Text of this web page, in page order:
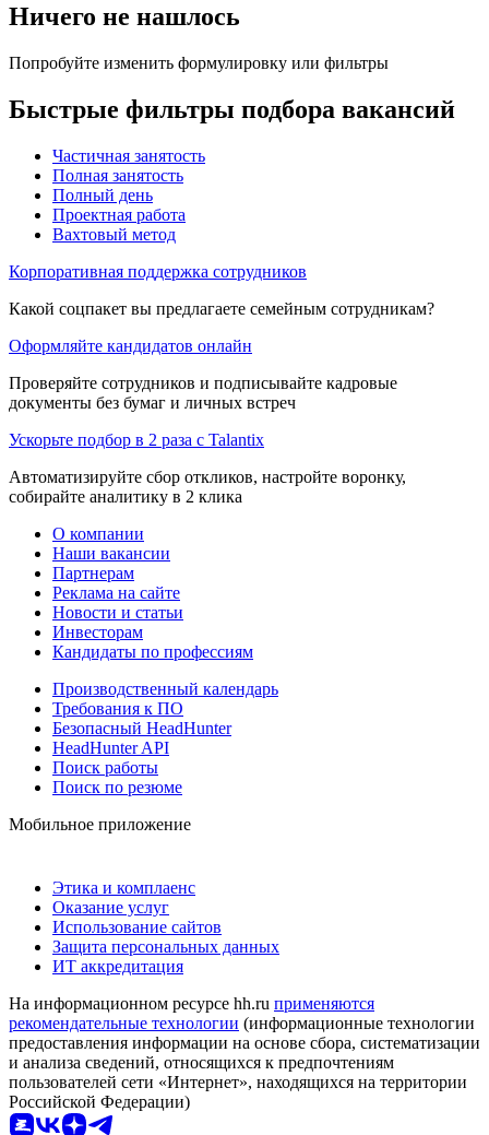
Ничего не нашлось
Попробуйте изменить формулировку или фильтры
Быстрые фильтры подбора вакансий
Частичная занятость
Полная занятость
Полный день
Проектная работа
Вахтовый метод
Корпоративная поддержка сотрудников
Какой соцпакет вы предлагаете семейным сотрудникам?
Оформляйте кандидатов онлайн
Проверяйте сотрудников и подписывайте кадровые
документы без бумаг и личных встреч
Ускорьте подбор в 2 раза с Talantix
Автоматизируйте сбор откликов, настройте воронку,
собирайте аналитику в 2 клика
О компании
Наши вакансии
Партнерам
Реклама на сайте
Новости и статьи
Инвесторам
Кандидаты по профессиям
Производственный календарь
Требования к ПО
Безопасный HeadHunter
HeadHunter API
Поиск работы
Поиск по резюме
Мобильное приложение
Этика и комплаенс
Оказание услуг
Использование сайтов
Защита персональных данных
ИТ аккредитация
На информационном ресурсе hh.ru применяются
рекомендательные технологии (информационные технологии
предоставления информации на основе сбора, систематизации
и анализа сведений, относящихся к предпочтениям
пользователей сети «Интернет», находящихся на территории
Российской Федерации)